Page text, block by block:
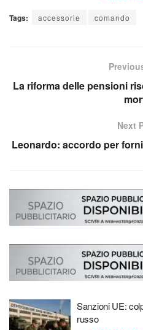
Tags: accessorie comando
La riforma delle pensioni
Next
Leonardo: accordo per
Sanzioni UE:
russo